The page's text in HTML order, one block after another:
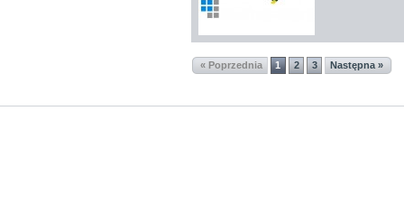
« Poprzednia 1 2 3 Następna »